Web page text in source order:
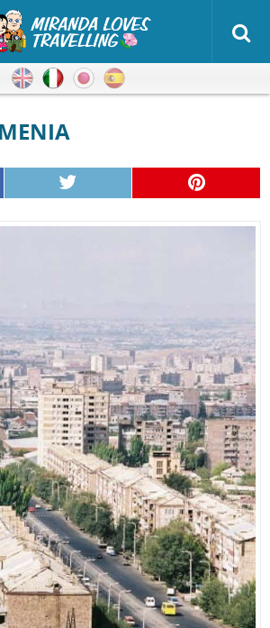
IngleseItalianoGiapponese